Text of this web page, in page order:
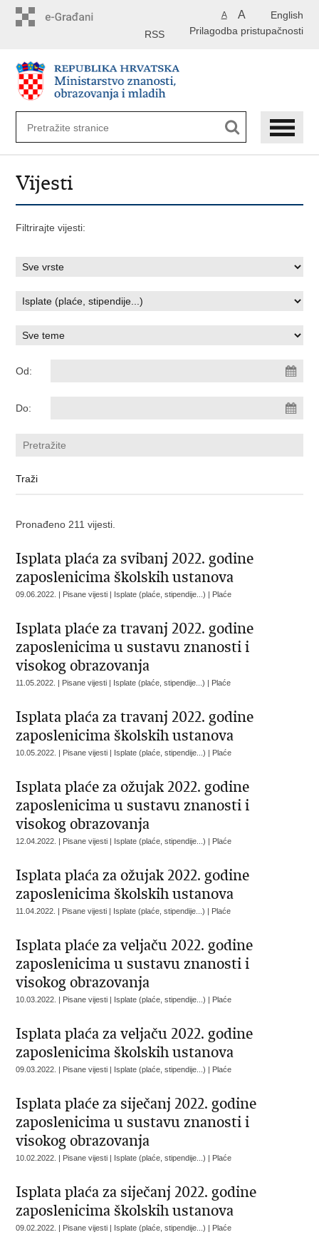
English
A A
Prilagodba pristupačnosti
RSS
Vijesti
Filtrirajte vijesti:
Od:
Do:
Pronađeno 211 vijesti.
Isplata plaća za svibanj 2022. godine
zaposlenicima školskih ustanova
09.06.2022. | Pisane vijesti | Isplate (plaće, stipendije...) | Plaće
Isplata plaće za travanj 2022. godine
zaposlenicima u sustavu znanosti i
visokog obrazovanja
11.05.2022. | Pisane vijesti | Isplate (plaće, stipendije...) | Plaće
Isplata plaća za travanj 2022. godine
zaposlenicima školskih ustanova
10.05.2022. | Pisane vijesti | Isplate (plaće, stipendije...) | Plaće
Isplata plaće za ožujak 2022. godine
zaposlenicima u sustavu znanosti i
visokog obrazovanja
12.04.2022. | Pisane vijesti | Isplate (plaće, stipendije...) | Plaće
Isplata plaća za ožujak 2022. godine
zaposlenicima školskih ustanova
11.04.2022. | Pisane vijesti | Isplate (plaće, stipendije...) | Plaće
Isplata plaće za veljaču 2022. godine
zaposlenicima u sustavu znanosti i
visokog obrazovanja
10.03.2022. | Pisane vijesti | Isplate (plaće, stipendije...) | Plaće
Isplata plaća za veljaču 2022. godine
zaposlenicima školskih ustanova
09.03.2022. | Pisane vijesti | Isplate (plaće, stipendije...) | Plaće
Isplata plaće za siječanj 2022. godine
zaposlenicima u sustavu znanosti i
visokog obrazovanja
10.02.2022. | Pisane vijesti | Isplate (plaće, stipendije...) | Plaće
Isplata plaća za siječanj 2022. godine
zaposlenicima školskih ustanova
09.02.2022. | Pisane vijesti | Isplate (plaće, stipendije...) | Plaće